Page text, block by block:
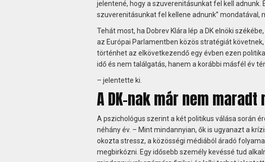
jelentené, hogy a szuverenitásunkat fel kell adnunk.
szuverenitásunkat fel kellene adnunk” mondatával,
Tehát most, ha Dobrev Klára lép a DK elnöki
az Európai Parlamentben közös stratégiát
történhet az elkövetkezendő egy évben ezen
idő és nem találgatás, hanem a korábbi másfél év
– jelentette ki.
A DK-nak már nem
A pszichológus szerint a két politikus válása során
néhány év. – Mint mindannyian, ők is ugyanazt a
okozta stressz, a közösségi médiából áradó
megbirkózni. Egy idősebb személy kevéssé tud